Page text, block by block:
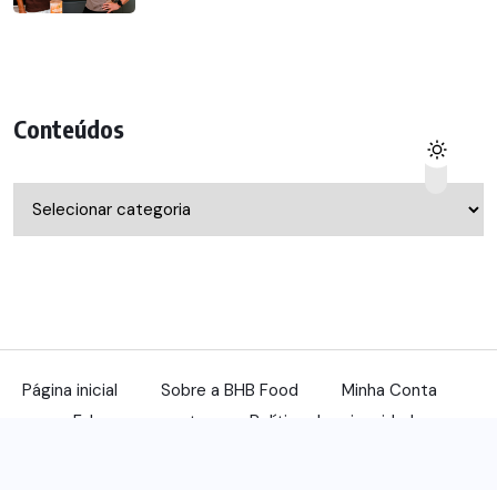
Conteúdos
Página inicial Sobre a BHB Food
Minha Conta
Fale com a gente
Política de privacidade